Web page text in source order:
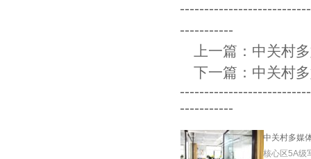
-----------
上一篇： 中关村
下一篇： 中关村
-----------
中关村多媒
核心区5A级